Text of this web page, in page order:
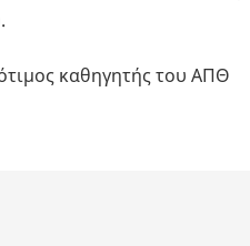
καθηγητής του ΑΠΘ